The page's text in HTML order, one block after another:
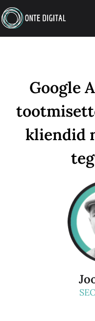
Google
kliendid